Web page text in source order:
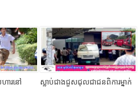
ារនៅ
ស្លាប់ជាងជួសជុលជាជនពិការម្នាក់